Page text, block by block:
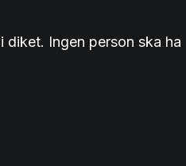
Ingen person ska ha